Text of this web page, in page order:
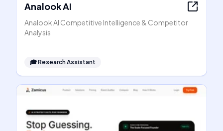
Analook AI
Analook AI Competitive Intelligence & Competitor
Analysis
🎓Research Assistant